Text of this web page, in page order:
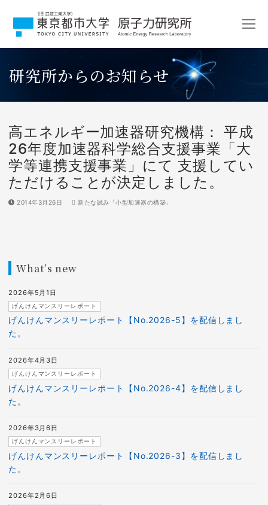
研究所からのお知らせ
高エネルギー加速器研究機構： 平成
26年度加速器科学総合支援事業「大
学等連携支援事業」にて 支援してい
ただけることが決定しました。
2014年3月26日 新たな試み「小型加速器の構築」
What’s new
げんけんマンスリーレポート【No.2026-5】を配信しまし
た。
げんけんマンスリーレポート
2026年5月1日
げんけんマンスリーレポート【No.2026-4】を配信しまし
た。
げんけんマンスリーレポート
2026年4月3日
げんけんマンスリーレポート【No.2026-3】を配信しまし
た。
げんけんマンスリーレポート
2026年3月6日
2026年2月6日